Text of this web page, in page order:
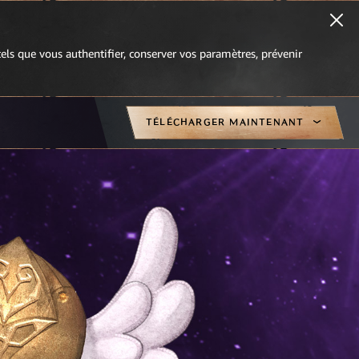
que vous authentifier, conserver vos paramètres, prévenir
TÉLÉCHARGER MAINTENANT